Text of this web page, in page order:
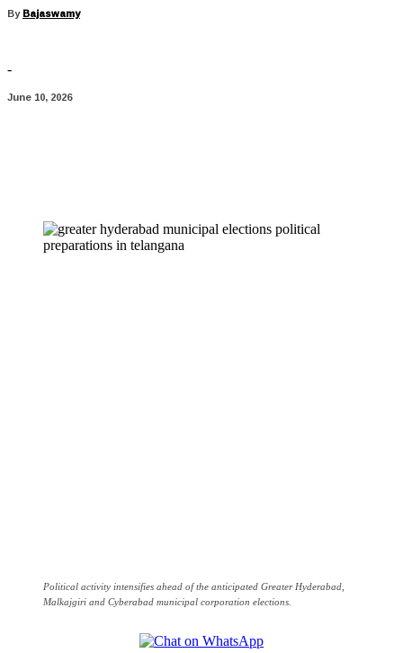
ByBajaswamy
-
June 10, 2026
Political activity intensifies ahead of the anticipated Greater Hyderabad,
Malkajgiri and Cyberabad municipal corporation elections.